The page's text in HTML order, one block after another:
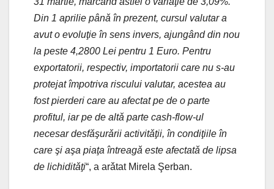
Din 1 aprilie pânǎ în prezent, cursul valutar a
avut o evoluţie în sens invers, ajungând din nou
la peste 4,2800 Lei pentru 1 Euro. Pentru
exportatorii, respectiv, importatorii care nu s-au
protejat împotriva riscului valutar, acestea au
fost pierderi care au afectat pe de o parte
profitul, iar pe de altǎ parte cash-flow-ul
necesar desfǎşurǎrii activitǎţii, în condiţiile în
care şi aşa piaţa întreagǎ este afectatǎ de lipsa
de lichiditǎţi“, a arǎtat Mirela Şerban.